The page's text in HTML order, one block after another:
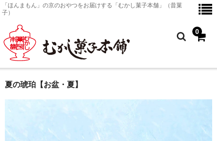
「ほんまもん」の京のおやつをお届けする「むかし菓子本舗」（昔菓
子）
0
ホーム
夏の琥珀【お盆・夏】